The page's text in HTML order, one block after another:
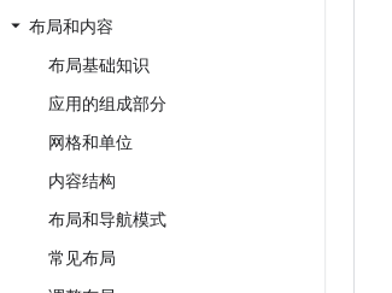
布局和内容
布局基础知识
应用的组成部分
网格和单位
内容结构
布局和导航模式
常见布局